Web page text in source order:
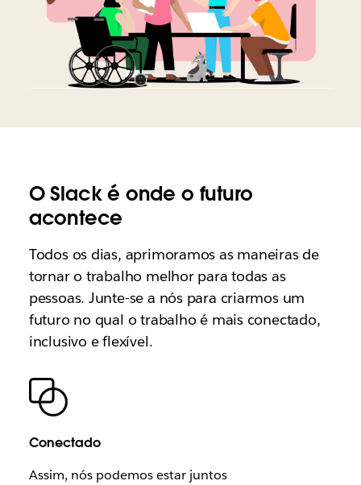
O Slack é onde o futuro
acontece
Todos os dias, aprimoramos as maneiras de
tornar o trabalho melhor para todas as
pessoas. Junte-se a nós para criarmos um
futuro no qual o trabalho é mais conectado,
inclusivo e flexível.
Conectado
Assim, nós podemos estar juntos